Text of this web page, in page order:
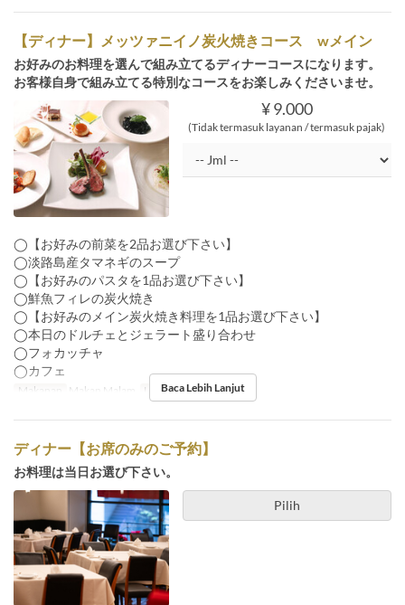
【ディナー】メッツァニイノ炭火焼きコース wメイン
お好みのお料理を選んで組み立てるディナーコースになります。
お客様自身で組み立てる特別なコースをお楽しみくださいませ。
¥ 9.000
(Tidak termasuk layanan / termasuk pajak)
◯【お好みの前菜を2品お選び下さい】
◯淡路島産タマネギのスープ
◯【お好みのパスタを1品お選び下さい】
◯鮮魚フィレの炭火焼き
◯【お好みのメイン炭火焼き料理を1品お選び下さい】
◯本日のドルチェとジェラート盛り合わせ
◯フォカッチャ
◯カフェ
Makanan Makan Malam Limit Pemesanan 1 ~ 8
Baca Lebih Lanjut
ディナー【お席のみのご予約】
お料理は当日お選び下さい。
Pilih